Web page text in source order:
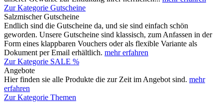
Zur Kategorie Gutscheine
Salzmischer Gutscheine
Endlich sind die Gutscheine da, und sie sind einfach schön
geworden. Unsere Gutscheine sind klassisch, zum Anfassen in der
Form eines klappbaren Vouchers oder als flexible Variante als
Dokument per Email erhältlich. mehr erfahren
Zur Kategorie SALE %
Angebote
Hier finden sie alle Produkte die zur Zeit im Angebot sind. mehr
erfahren
Zur Kategorie Themen